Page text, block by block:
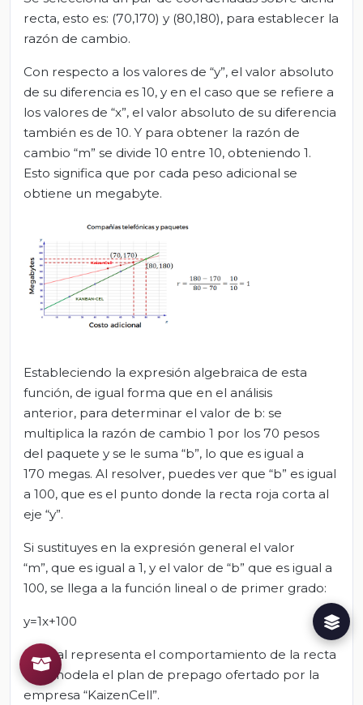
recta, esto es: (70,170) y (80,180), para establecer la
razón de cambio.
Con respecto a los valores de “y”, el valor absoluto
de su diferencia es 10, y en el caso que se refiere a
los valores de “x”, el valor absoluto de su diferencia
también es de 10. Y para obtener la razón de
cambio “m” se divide 10 entre 10, obteniendo 1.
Esto significa que por cada peso adicional se
obtiene un megabyte.
Estableciendo la expresión algebraica de esta
función, de igual forma que en el análisis
anterior, para determinar el valor de b: se
multiplica la razón de cambio 1 por los 70 pesos
del paquete y se le suma “b”, lo que es igual a
170 megas. Al resolver, puedes ver que “b” es igual
a 100, que es el punto donde la recta roja corta al
eje “y”.
Si sustituyes en la expresión general el valor
“m”, que es igual a 1, y el valor de “b” que es igual a
100, se llega a la función lineal o de primer grado:
y=1x+100
La cual representa el comportamiento de la recta
que modela el plan de prepago ofertado por la
empresa “KaizenCell”.